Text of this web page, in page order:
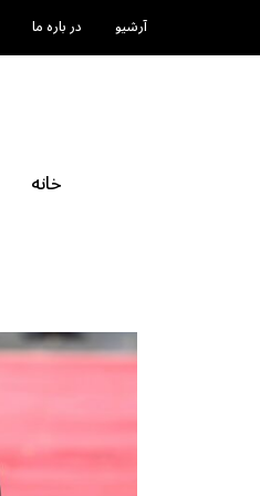
آرشیو در باره ما
خانه